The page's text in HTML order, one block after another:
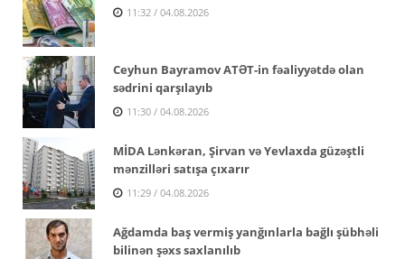
11:32 / 04.08.2026
Ceyhun Bayramov ATƏT-in fəaliyyətdə olan
sədrini qarşılayıb
11:30 / 04.08.2026
MİDA Lənkəran, Şirvan və Yevlaxda güzəştli
mənzilləri satışa çıxarır
11:29 / 04.08.2026
Ağdamda baş vermiş yanğınlarla bağlı şübhəli
bilinən şəxs saxlanılıb